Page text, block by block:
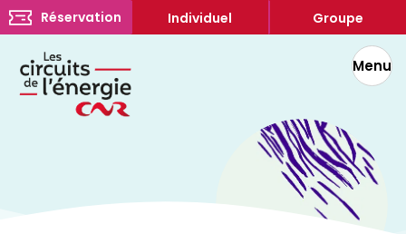
Réservation Individuel Groupe
Menu